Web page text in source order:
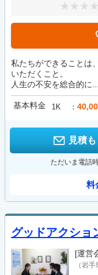
私たちができることは
いただくこと。
人生の不安を総合的に...
基本料金 1K
見積
ただいま電話
料
グッドアクショ
[運営
（岩